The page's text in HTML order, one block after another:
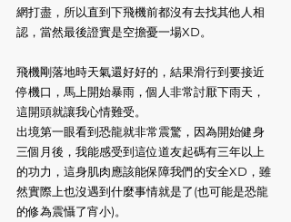
網打盡，所以直到下飛機前都沒有去找其他人相
認，當然最後證實是空擔憂一場XD。
飛機剛落地時天氣還好好的，結果滑行到要接近
停機口，馬上開始暴雨，個人非常討厭下雨天，
這開頭就讓我心情難受。
出境第一眼看到恐龍就非常震驚，因為開始健身
三個月後，我能感受到這位道友起碼有三年以上
的功力，這身肌肉應該能保障我們的安全XD，雖
然實際上也沒遇到什麼事情就是了(也可能是恐龍
的修為震懾了宵小)。